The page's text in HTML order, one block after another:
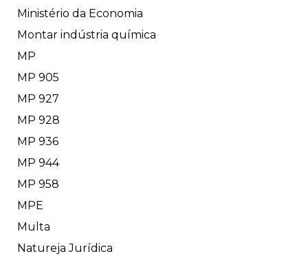
Ministério da Economia
Montar indústria química
MP
MP 905
MP 927
MP 928
MP 936
MP 944
MP 958
MPE
Multa
Natureja Jurídica